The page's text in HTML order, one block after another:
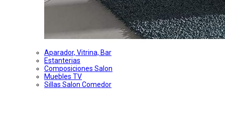
Aparador, Vitrina, Bar
Estanterias
Composiciones Salon
Muebles TV
Sillas Salon Comedor